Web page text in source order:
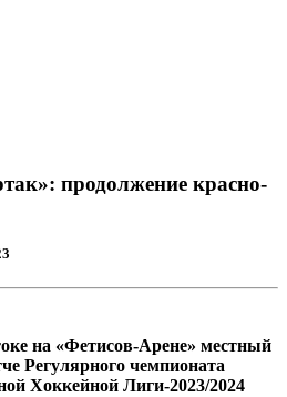
продолжение красно-
на «Фетисов-Арене» местный
Регулярного чемпионата
Хоккейной Лиги-2023/2024